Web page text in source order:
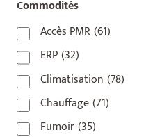
93
(1)
93 420(1)
93100(1)
93200
93500 (1)
Commodités
Accès PMR (61)
ERP(32)
Climatisation (78)
Chauffage(71)
Fumoir(35)